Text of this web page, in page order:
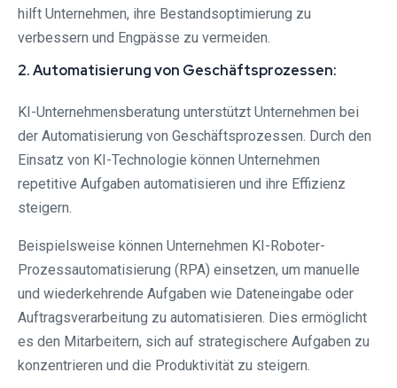
hilft Unternehmen, ihre Bestandsoptimierung zu
verbessern und Engpässe zu vermeiden.
2. Automatisierung von Geschäftsprozessen:
KI-Unternehmensberatung unterstützt Unternehmen bei
der Automatisierung von Geschäftsprozessen. Durch den
Einsatz von KI-Technologie können Unternehmen
repetitive Aufgaben automatisieren und ihre Effizienz
steigern.
Beispielsweise können Unternehmen KI-Roboter-
Prozessautomatisierung (RPA) einsetzen, um manuelle
und wiederkehrende Aufgaben wie Dateneingabe oder
Auftragsverarbeitung zu automatisieren. Dies ermöglicht
es den Mitarbeitern, sich auf strategischere Aufgaben zu
konzentrieren und die Produktivität zu steigern.